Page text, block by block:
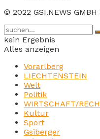
© 2022 GSI.NEWS GMBH
kein Ergebnis
Alles anzeigen
Vorarlberg
LIECHTENSTEIN
Welt
Politik
WIRTSCHAFT/
Kultur
Sport
Gsiberger